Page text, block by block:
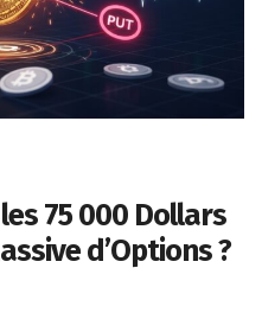
75 000 Dollars
d’Options ?